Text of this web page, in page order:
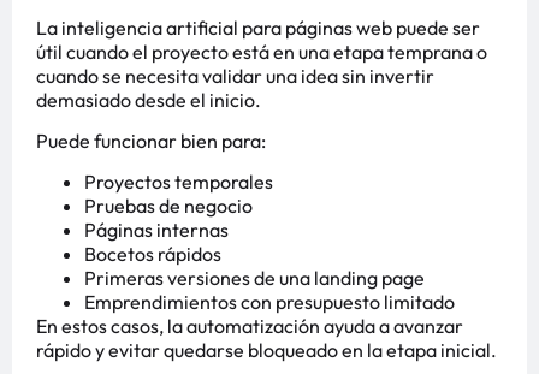
La inteligencia artificial para páginas web puede ser
útil cuando el proyecto está en una etapa temprana o
cuando se necesita validar una idea sin invertir
demasiado desde el inicio.
Puede funcionar bien para:
Proyectos temporales
Pruebas de negocio
Páginas internas
Bocetos rápidos
Primeras versiones de una landing page
Emprendimientos con presupuesto limitado
En estos casos, la automatización ayuda a avanzar
rápido y evitar quedarse bloqueado en la etapa inicial.